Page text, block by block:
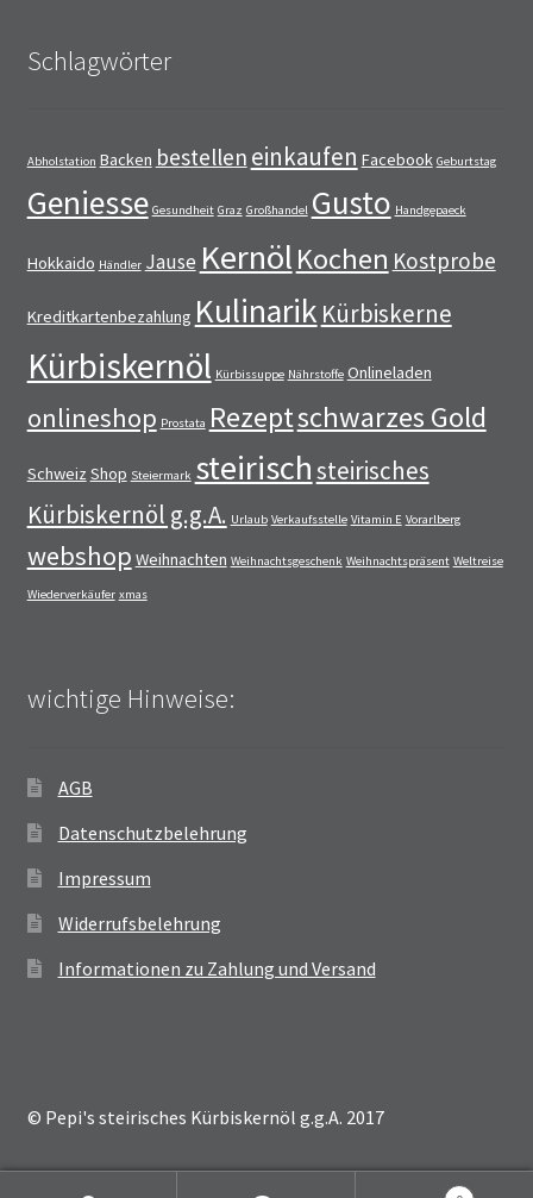
Schlagwörter
Abholstation Backen bestellen einkaufen Facebook Geburtstag
Geniesse Gesundheit Graz Großhandel Gusto Handgepaeck
Hokkaido Händler Jause KernölKochen Kostprobe
Kreditkartenbezahlung Kulinarik Kürbiskerne
Kürbiskernöl Kürbissuppe Nährstoffe Onlineladen
onlineshop Prostata Rezeptschwarzes Gold
Schweiz Shop Steiermark steirischsteirisches
Kürbiskernöl g.g.A. Urlaub Verkaufsstelle Vitamin E Vorarlberg
webshop Weihnachten Weihnachtsgeschenk Weihnachtspräsent Weltreise
Wiederverkäufer xmas
wichtige Hinweise:
AGB
Datenschutzbelehrung
Impressum
Widerrufsbelehrung
Informationen zu Zahlung und Versand
© Pepi's steirisches Kürbiskernöl g.g.A. 2017